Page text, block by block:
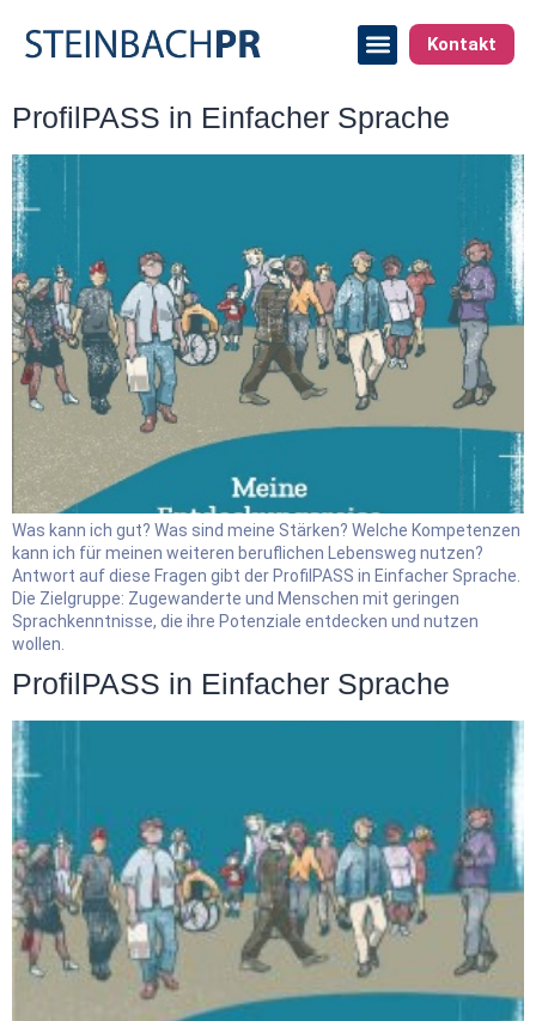
Kontakt
ProfilPASS in Einfacher Sprache
Was kann ich gut? Was sind meine Stärken? Welche Kompetenzen
kann ich für meinen weiteren beruflichen Lebensweg nutzen?
Antwort auf diese Fragen gibt der ProfilPASS in Einfacher Sprache.
Die Zielgruppe: Zugewanderte und Menschen mit geringen
Sprachkenntnisse, die ihre Potenziale entdecken und nutzen
wollen.
ProfilPASS in Einfacher Sprache